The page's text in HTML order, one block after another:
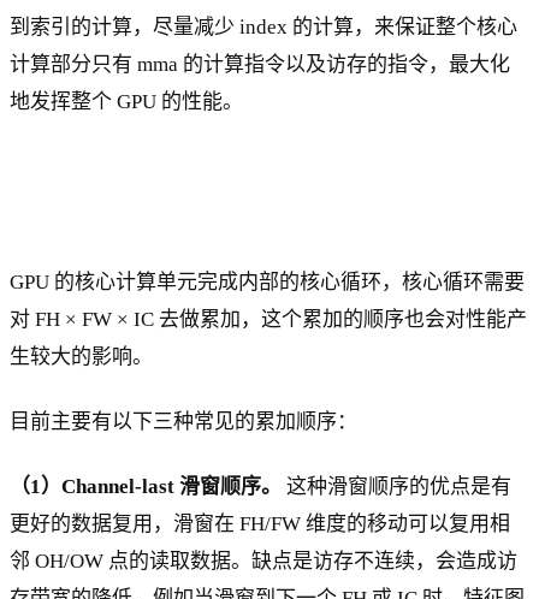
到索引的计算，尽量减少 index 的计算，来保证整个核心
计算部分只有 mma 的计算指令以及访存的指令，最大化
地发挥整个 GPU 的性能。
GPU 的核心计算单元完成内部的核心循环，核心循环需要
对 FH × FW × IC 去做累加，这个累加的顺序也会对性能产
生较大的影响。
目前主要有以下三种常见的累加顺序：
（1）Channel-last 滑窗顺序。
这种滑窗顺序的优点是有
更好的数据复用，滑窗在 FH/FW 维度的移动可以复用相
邻 OH/OW 点的读取数据。缺点是访存不连续，会造成访